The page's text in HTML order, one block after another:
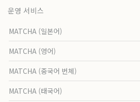
운영 서비스
MATCHA (일본어)
MATCHA (영어)
MATCHA (중국어 번체)
MATCHA (태국어)